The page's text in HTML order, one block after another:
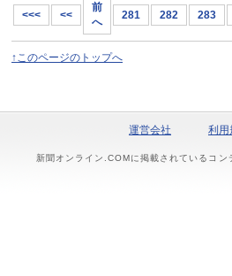
<<< <<
前
へ
281 282 283
↑このページのトップへ
運営会社 利用
新聞オンライン.COMに掲載されているコ